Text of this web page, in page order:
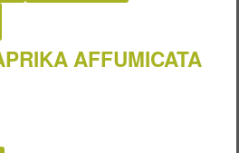
AFFUMICATA